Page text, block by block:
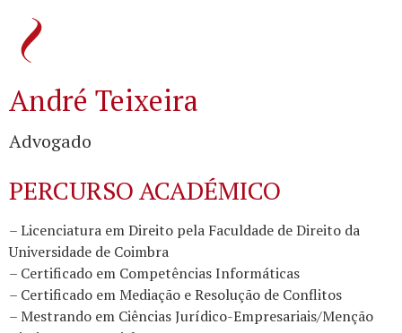
André Teixeira
Advogado
PERCURSO ACADÉMICO
– Licenciatura em Direito pela Faculdade de Direito da
Universidade de Coimbra
– Certificado em Competências Informáticas
– Certificado em Mediação e Resolução de Conflitos
– Mestrando em Ciências Jurídico-Empresariais/Menção